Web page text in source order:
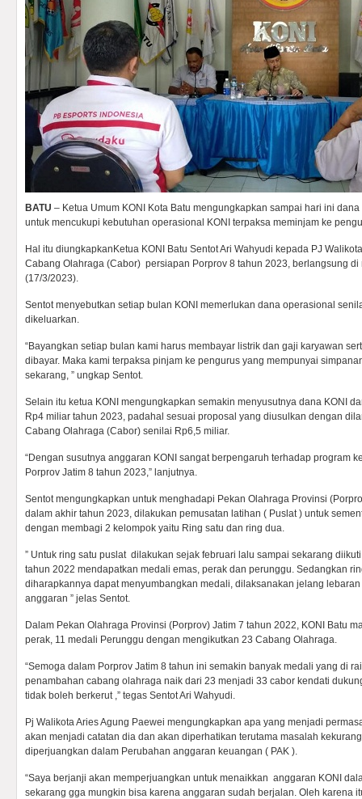
BATU – Ketua Umum KONI Kota Batu mengungkapkan sampai hari ini
untuk mencukupi kebutuhan operasional KONI terpaksa meminjam ke
Hal itu diungkapkanKetua KONI Batu Sentot Ari Wahyudi kepada PJ
Cabang Olahraga (Cabor) persiapan Porprov 8 tahun 2023, berlangsung di
(17/3/2023).
Sentot menyebutkan setiap bulan KONI memerlukan dana operasional
dikeluarkan.
“Bayangkan setiap bulan kami harus membayar listrik dan gaji karyawan
dibayar. Maka kami terpaksa pinjam ke pengurus yang mempunyai
sekarang, ” ungkap Sentot.
Selain itu ketua KONI mengungkapkan semakin menyusutnya dana KONI
Rp4 miliar tahun 2023, padahal sesuai proposal yang diusulkan dengan
Cabang Olahraga (Cabor) senilai Rp6,5 miliar.
“Dengan susutnya anggaran KONI sangat berpengaruh terhadap program
Porprov Jatim 8 tahun 2023,” lanjutnya.
Sentot mengungkapkan untuk menghadapi Pekan Olahraga Provinsi
dalam akhir tahun 2023, dilakukan pemusatan latihan ( Puslat ) untuk
dengan membagi 2 kelompok yaitu Ring satu dan ring dua.
” Untuk ring satu puslat dilakukan sejak februari lalu sampai sekarang
tahun 2022 mendapatkan medali emas, perak dan perunggu. Sedangkan
diharapkannya dapat menyumbangkan medali, dilaksanakan jelang
anggaran ” jelas Sentot.
Dalam Pekan Olahraga Provinsi (Porprov) Jatim 7 tahun 2022, KONI Batu
perak, 11 medali Perunggu dengan mengikutkan 23 Cabang Olahraga.
“Semoga dalam Porprov Jatim 8 tahun ini semakin banyak medali yang di
penambahan cabang olahraga naik dari 23 menjadi 33 cabor kendati
tidak boleh berkerut ,” tegas Sentot Ari Wahyudi.
Pj Walikota Aries Agung Paewei mengungkapkan apa yang menjadi
akan menjadi catatan dia dan akan diperhatikan terutama masalah
diperjuangkan dalam Perubahan anggaran keuangan ( PAK ).
“Saya berjanji akan memperjuangkan untuk menaikkan anggaran KONI
sekarang gga mungkin bisa karena anggaran sudah berjalan. Oleh karena